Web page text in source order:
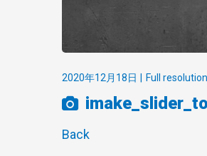
2020年12月18日 Full
Back